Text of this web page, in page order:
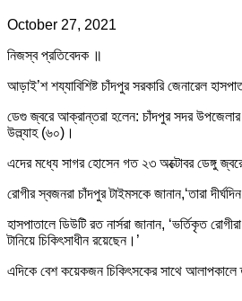
October 27, 2021
নিজস্ব প্রতিবেদক ॥
আড়াই’শ শয্যাবিশিষ্ট চাঁদপুর সরকারি জেনারেল
ডেগু জ্বরে আক্রান্তরা হলেন: চাঁদপুর সদর উপজেলার
উল্ল্যাহ (৬০)।
এদের মধ্যে সাগর হোসেন গত ২৩ অক্টোবর ডেঙ্গু
রোগীর স্বজনরা চাঁদপুর টাইমসকে জানান,‘তারা
হাসপাতালে ডিউটি রত নার্সরা জানান, ‘ভর্তিকৃত
টানিয়ে চিকিৎসাধীন রয়েছেন।’
এদিকে বেশ কয়েকজন চিকিৎসকের সাথে আলাপকালে